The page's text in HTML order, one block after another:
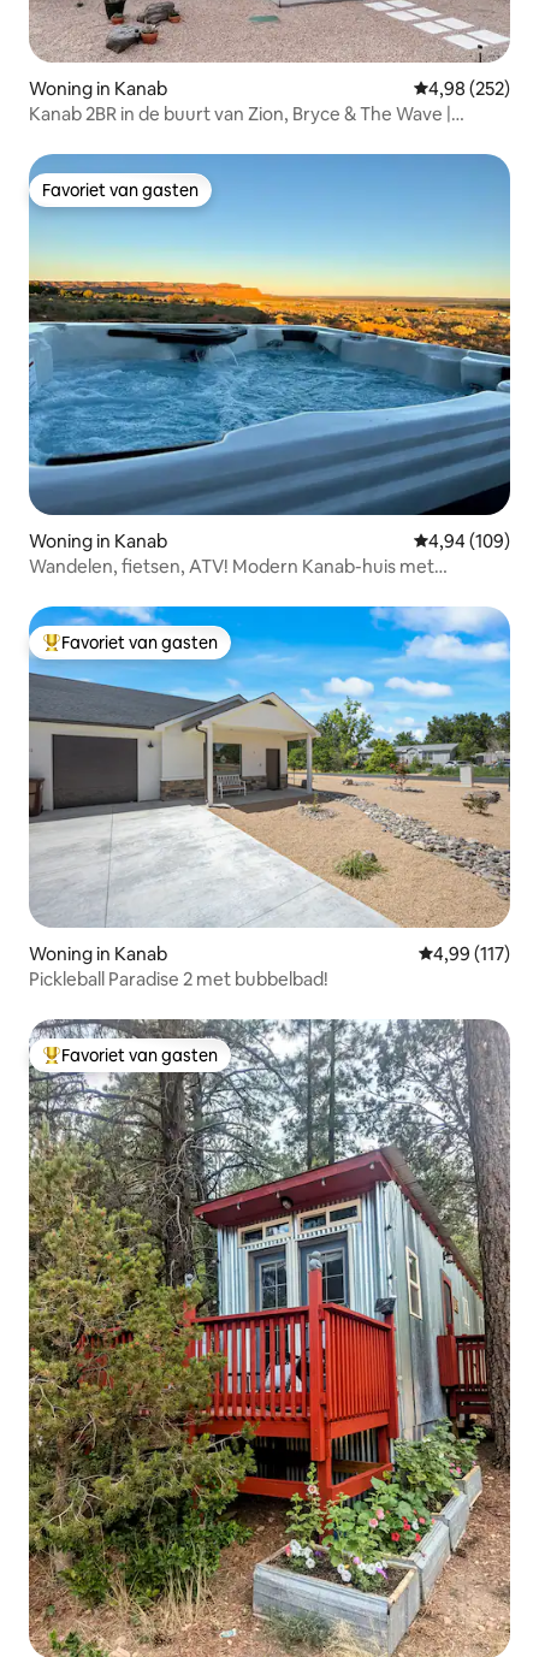
Woning in Kanab Gemiddelde
4,98 (252)
Kanab 2BR in de buurt van Zion, Bryce & The Wave |
Favoriet van gasten
Favoriet van gasten
Woning in Kanab Gemiddelde
4,94 (109)
Wandelen, fietsen, ATV! Modern Kanab-huis met
Topfavoriet van gasten
Favoriet van gasten
Woning in Kanab Gemiddelde
4,99 (117)
Pickleball Paradise 2 met bubbelbad!
Topfavoriet van gasten
Favoriet van gasten